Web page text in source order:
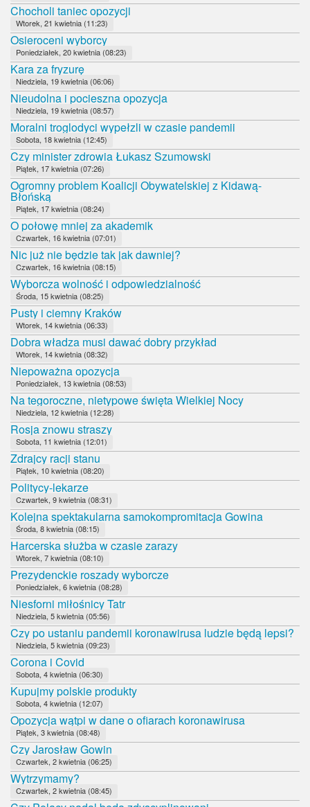
Chocholi taniec opozycji
Wtorek, 21 kwietnia (11:23)
Osieroceni wyborcy
Poniedziałek, 20 kwietnia (08:23)
Kara za fryzurę
Niedziela, 19 kwietnia (06:06)
Nieudolna i pocieszna opozycja
Niedziela, 19 kwietnia (08:57)
Moralni troglodyci wypełzli w czasie pandemii
Sobota, 18 kwietnia (12:45)
Czy minister zdrowia Łukasz Szumowski
Piątek, 17 kwietnia (07:26)
Ogromny problem Koalicji Obywatelskiej z Kidawą-
Błońską
Piątek, 17 kwietnia (08:24)
O połowę mniej za akademik
Czwartek, 16 kwietnia (07:01)
Nic już nie będzie tak jak dawniej?
Czwartek, 16 kwietnia (08:15)
Wyborcza wolność i odpowiedzialność
Środa, 15 kwietnia (08:25)
Pusty i ciemny Kraków
Wtorek, 14 kwietnia (06:33)
Dobra władza musi dawać dobry przykład
Wtorek, 14 kwietnia (08:32)
Niepoważna opozycja
Poniedziałek, 13 kwietnia (08:53)
Na tegoroczne, nietypowe święta Wielkiej Nocy
Niedziela, 12 kwietnia (12:28)
Rosja znowu straszy
Sobota, 11 kwietnia (12:01)
Zdrajcy racji stanu
Piątek, 10 kwietnia (08:20)
Politycy-lekarze
Czwartek, 9 kwietnia (08:31)
Kolejna spektakularna samokompromitacja Gowina
Środa, 8 kwietnia (08:15)
Harcerska służba w czasie zarazy
Wtorek, 7 kwietnia (08:10)
Prezydenckie roszady wyborcze
Poniedziałek, 6 kwietnia (08:28)
Niesforni miłośnicy Tatr
Niedziela, 5 kwietnia (05:56)
Czy po ustaniu pandemii koronawirusa ludzie będą lepsi?
Niedziela, 5 kwietnia (09:23)
Corona i Covid
Sobota, 4 kwietnia (06:30)
Kupujmy polskie produkty
Sobota, 4 kwietnia (12:07)
Opozycja wątpi w dane o ofiarach koronawirusa
Piątek, 3 kwietnia (08:48)
Czy Jarosław Gowin
Czwartek, 2 kwietnia (06:25)
Wytrzymamy?
Czwartek, 2 kwietnia (08:45)